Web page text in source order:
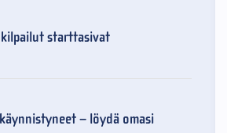
kilpailut starttasivat
– löydä omasi